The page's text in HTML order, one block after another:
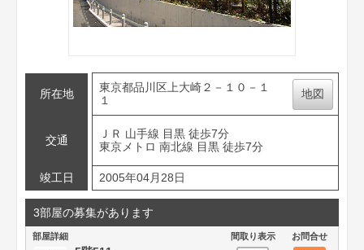
所在地
東京都品川区上大崎２－１０－１
１
地図
交通
ＪＲ 山手線 目黒 徒歩7分
東京メトロ 南北線 目黒 徒歩7分
竣工日 2005年04月28日
3部屋の募集があります
部屋詳細 間取り表示 お問合せ